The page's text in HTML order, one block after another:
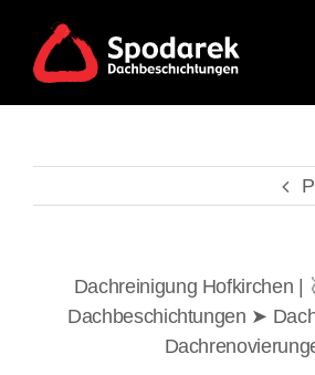
content
Dachreinigung Hofkirchen |
Dachbeschichtungen ➤